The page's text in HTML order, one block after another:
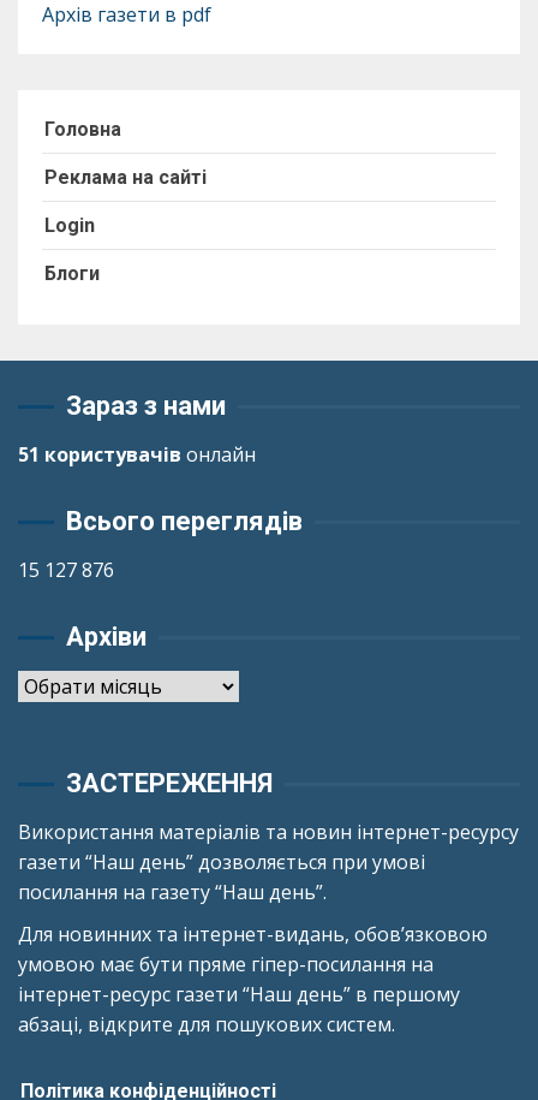
Архів газети в pdf
Головна
Реклама на сайті
Login
Блоги
Зараз з нами
51 користувачів онлайн
Всього переглядів
15 127 876
Архіви
Архіви
ЗАСТЕРЕЖЕННЯ
Використання матеріалів та новин інтернет-ресурсу
газети “Наш день” дозволяється при умові
посилання на газету “Наш день”.
Для новинних та інтернет-видань, обов’язковою
умовою має бути пряме гіпер-посилання на
інтернет-ресурс газети “Наш день” в першому
абзаці, відкрите для пошукових систем.
Політика конфіденційності